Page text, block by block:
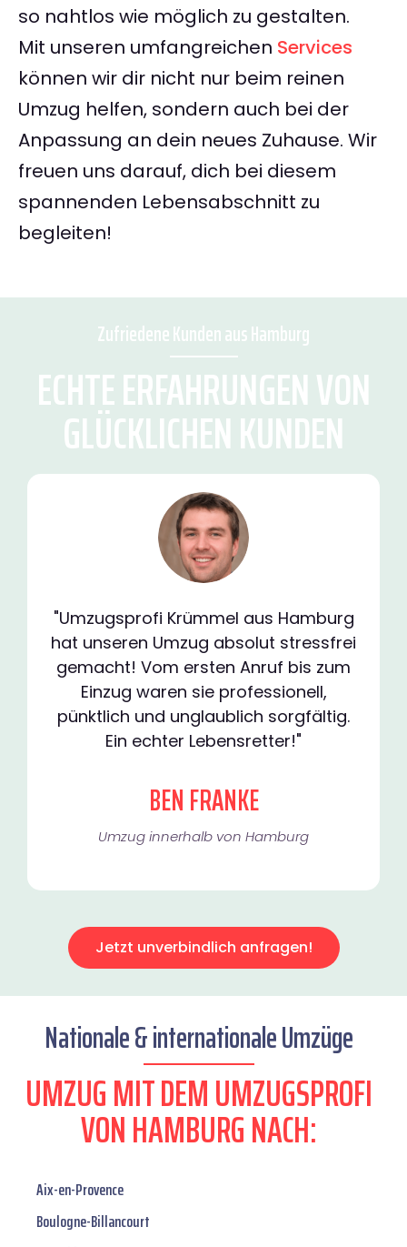
so nahtlos wie möglich zu gestalten.
Mit unseren umfangreichen Services
können wir dir nicht nur beim reinen
Umzug helfen, sondern auch bei der
Anpassung an dein neues Zuhause. Wir
freuen uns darauf, dich bei diesem
spannenden Lebensabschnitt zu
begleiten!
Zufriedene Kunden aus Hamburg
ECHTE ERFAHRUNGEN VON
GLÜCKLICHEN KUNDEN
"Umzugsprofi Krümmel aus Hamburg
hat unseren Umzug absolut stressfrei
gemacht! Vom ersten Anruf bis zum
Einzug waren sie professionell,
pünktlich und unglaublich sorgfältig.
Ein echter Lebensretter!"
BEN FRANKE
Umzug innerhalb von Hamburg​
Jetzt unverbindlich anfragen!
Nationale & internationale Umzüge
UMZUG MIT DEM UMZUGSPROFI
VON HAMBURG NACH:
Aix-en-Provence
Boulogne-Billancourt